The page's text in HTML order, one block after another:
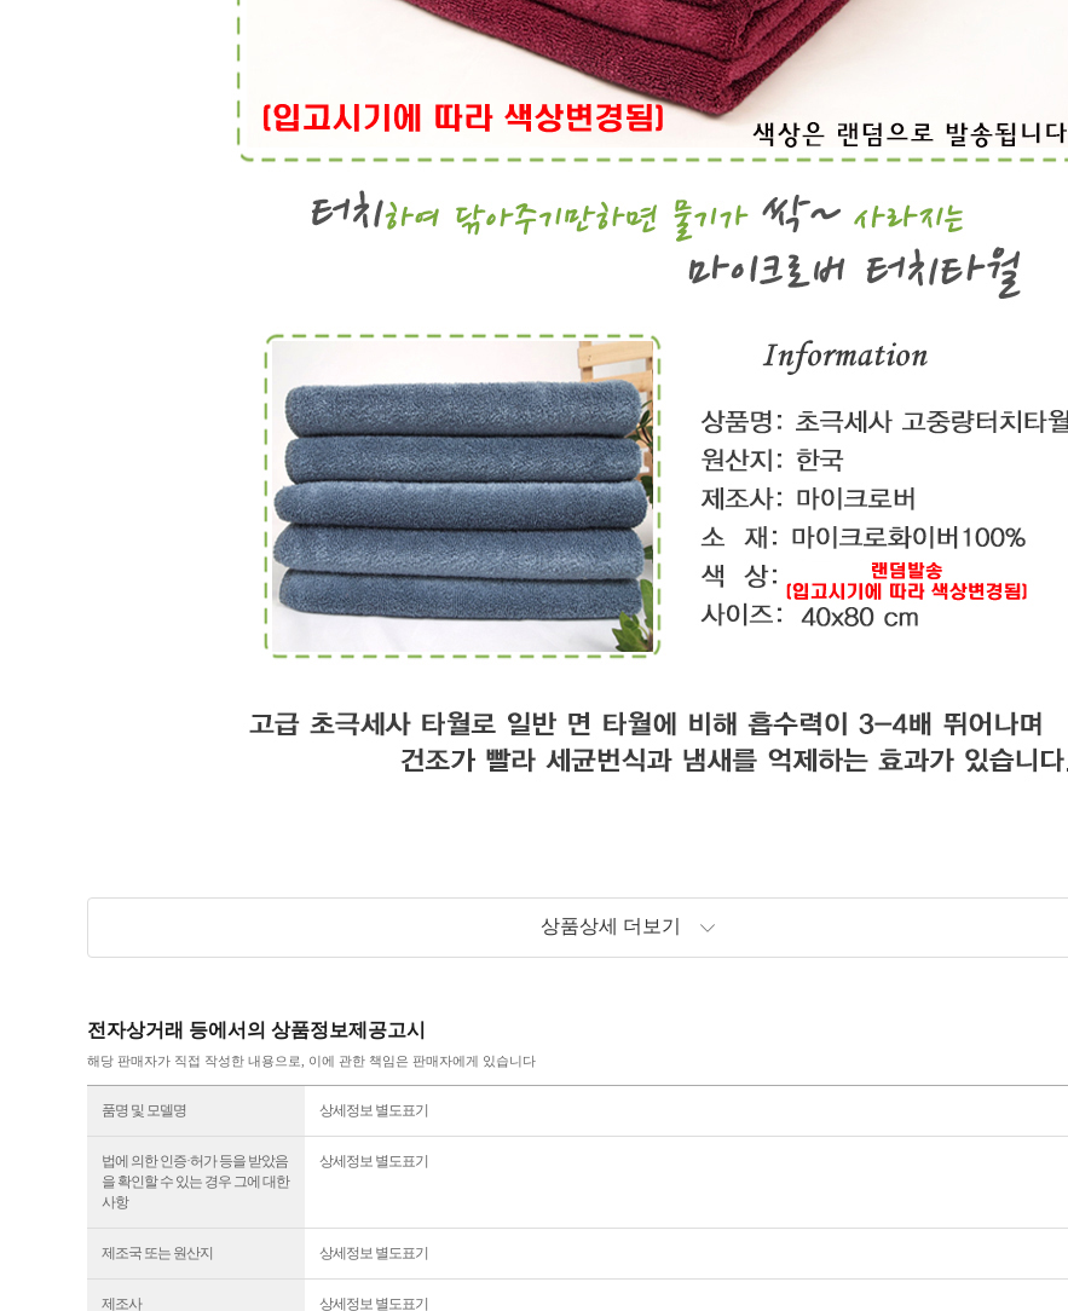
상품상세 더보기
전자상거래 등에서의 상품정보제공고시
해당 판매자가 직접 작성한 내용으로, 이에 관한 책임은 판매자에게 있습니다
품명 및 모델명 상세정보 별도표기
법에 의한 인증·허가 등을 받았음
을 확인할 수 있는 경우 그에 대한
사항
상세정보 별도표기
제조국 또는 원산지 상세정보 별도표기
제조사 상세정보 별도표기